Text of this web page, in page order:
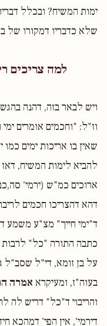
ימות המשיח? ובכלל
שלא כדבריו דמקורו של
למה צריכים
ויש לבאר בזה, דהנה
וז"ל: "וחכמים אומרים
שאין בו אריכות ימים
להביא לימות המשיח, דאז
ארוכים כמ"ש (ירמי'
דהא דהצריכו חכמים
ד"ימי חייך" מצ"ע משמע
כתבה התורה "כל" לרבות
על בן זומא, די"ל שסב"ל
בעוה"ז, ומעיקרא אמרה
והריבוי ד"כל" דריש לה
דירמי', אין הפי' דמהכא